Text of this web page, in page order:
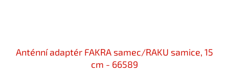
Anténní adaptér FAKRA samec/RAKU samice, 15
cm - 66589